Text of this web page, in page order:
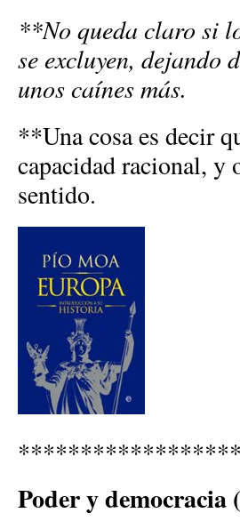
**No queda claro si
se excluyen, dejando
unos caínes más.
**Una cosa es decir
capacidad racional,
sentido.
Poder y democracia